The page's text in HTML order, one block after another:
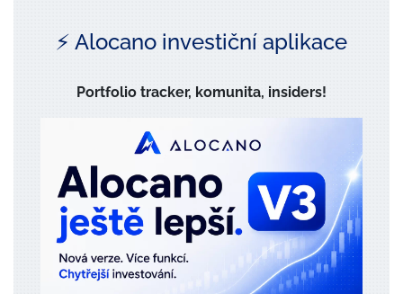
⚡️ Alocano investiční aplikace
Portfolio tracker, komunita, insiders!